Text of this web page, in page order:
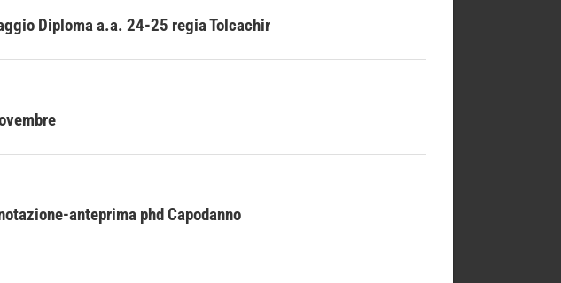
Diploma a.a. 24-25 regia Tolcachir
anteprima phd Capodanno